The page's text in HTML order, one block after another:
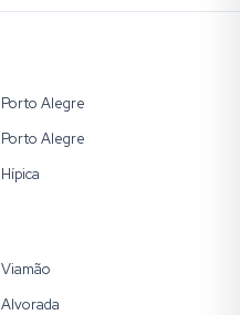
Porto Alegre
Porto Alegre
Hípica
Viamão
Alvorada